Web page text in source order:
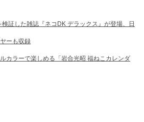
証した雑誌『ネコDK デラックス』が登場、日
ーも収録
カラーで楽しめる「岩合光昭 福ねこカレンダ